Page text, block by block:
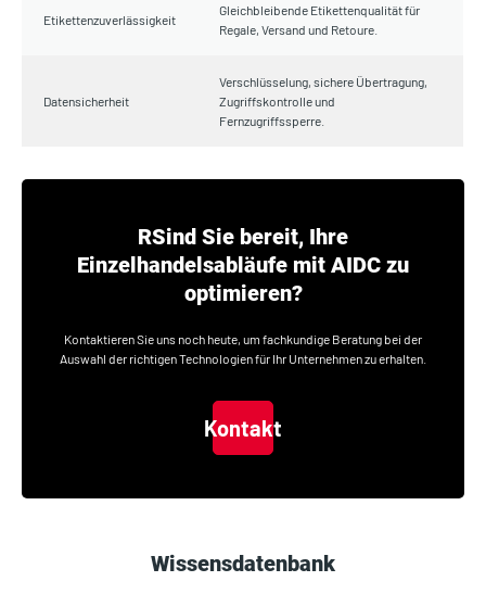
Etikettenzuverlässigkeit
Gleichbleibende Etikettenqualität für
Regale, Versand und Retoure.
Datensicherheit
Verschlüsselung, sichere Übertragung,
Zugriffskontrolle und
Fernzugriffssperre.
RSind Sie bereit, Ihre
Einzelhandelsabläufe mit AIDC zu
optimieren?
Kontaktieren Sie uns noch heute, um fachkundige Beratung bei der
Auswahl der richtigen Technologien für Ihr Unternehmen zu erhalten.
Kontakt
Wissensdatenbank